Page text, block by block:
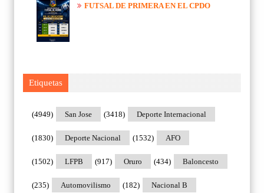
FUTSAL DE PRIMERA EN EL CPDO
Etiquetas
San Jose
(4949) Deporte Internacional
(3418)
Deporte Nacional
(1830) AFO
(1532)
LFPB
(1502) Oruro
(917) Baloncesto
(434)
Automovilismo
(235) Nacional B
(182)